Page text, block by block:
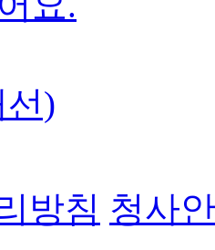
선)
방침 청사